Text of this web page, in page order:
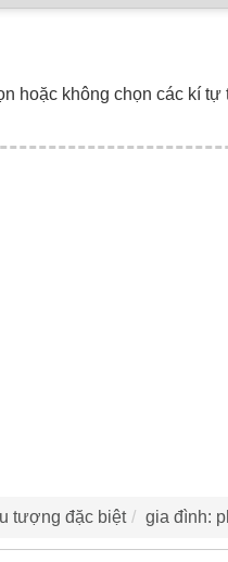
hoặc không chọn các kí
tượng đặc biệt gia đình: